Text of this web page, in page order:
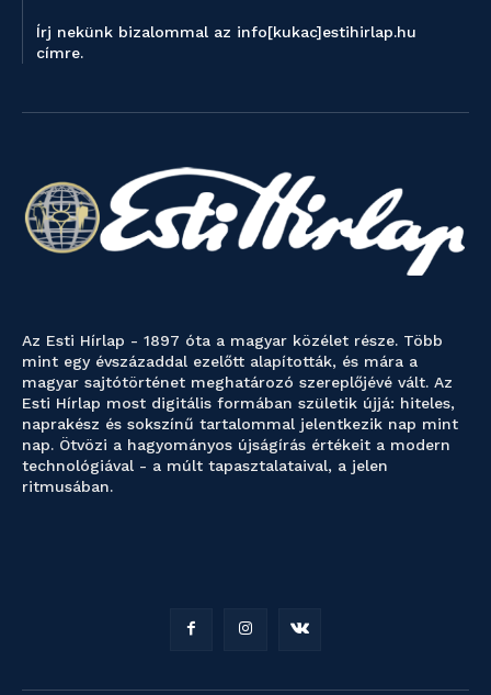
Írj nekünk bizalommal az info[kukac]estihirlap.hu
címre.
Az Esti Hírlap - 1897 óta a magyar közélet része. Több
mint egy évszázaddal ezelőtt alapították, és mára a
magyar sajtótörténet meghatározó szereplőjévé vált. Az
Esti Hírlap most digitális formában születik újjá: hiteles,
naprakész és sokszínű tartalommal jelentkezik nap mint
nap. Ötvözi a hagyományos újságírás értékeit a modern
technológiával - a múlt tapasztalataival, a jelen
ritmusában.